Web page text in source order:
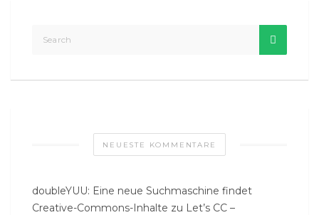
NEUESTE KOMMENTARE
doubleYUU: Eine neue Suchmaschine findet
Creative-Commons-Inhalte zu Let’s CC –